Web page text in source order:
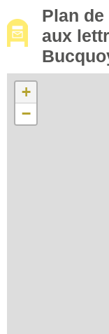
Plan
aux
+
−